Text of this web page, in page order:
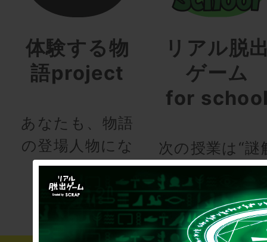
体験する物
語project
あなたも、物語
の登場人物にな
りませんか
リアル脱
ゲーム
for
次の授業は“謎
き”!?